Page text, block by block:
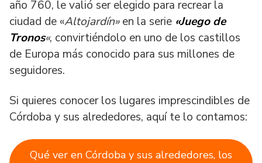
año 760, le valió ser elegido para recrear la
ciudad de «Altojardín»en la serie «Juego de
Tronos«, convirtiéndolo en uno de los castillos
de Europa más conocido para sus millones de
seguidores.
Si quieres conocer los lugares imprescindibles de
Córdoba y sus alrededores, aquí te lo contamos:
Qué ver en Córdoba y sus alrededores, los